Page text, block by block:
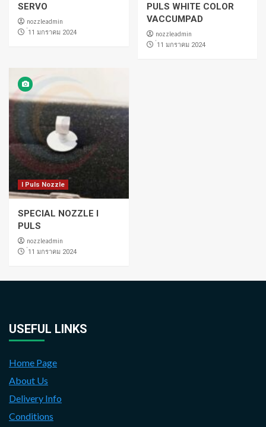
SERVO
nozzleadmin
่11 มกราคม 2024
PULS WHITE COLOR
VACCUMPAD
nozzleadmin
่11 มกราคม 2024
I Puls Nozzle
SPECIAL NOZZLE I
PULS
nozzleadmin
่11 มกราคม 2024
USEFUL LINKS
Home Page
About Us
Delivery Info
Conditions